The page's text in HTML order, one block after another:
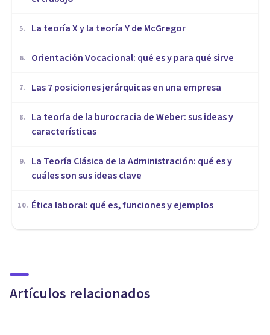
5. La teoría X y la teoría Y de McGregor
6. Orientación Vocacional: qué es y para qué sirve
7. Las 7 posiciones jerárquicas en una empresa
8.
La teoría de la burocracia de Weber: sus ideas y
características
9.
La Teoría Clásica de la Administración: qué es y
cuáles son sus ideas clave
10. Ética laboral: qué es, funciones y ejemplos
Artículos relacionados
psicólogos de empresa